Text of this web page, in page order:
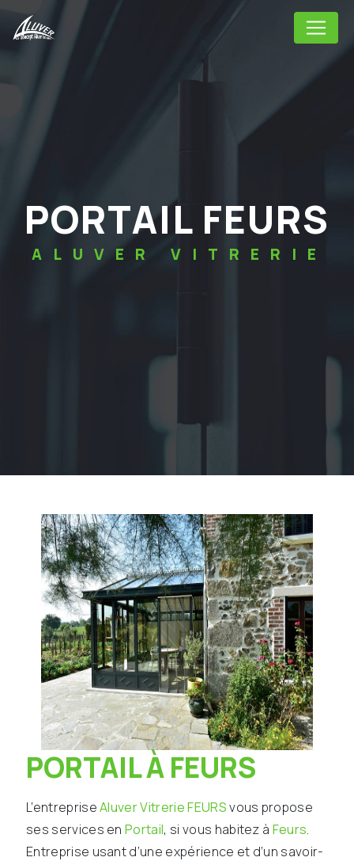
PORTAIL FEURS
ALUVER VITRERIE
PORTAIL À FEURS
L’entrepriseAluver Vitrerie FEURSvous propose
ses services enPortail, si vous habitez à Feurs.
Entreprise usant d’une expérience et d’un savoir-
Panneau de gestion des cookies